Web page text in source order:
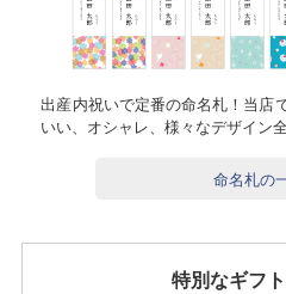
出産内祝いで定番の命名札！当店
いい、オシャレ、様々なデザイン
命名札の
特別なギフ